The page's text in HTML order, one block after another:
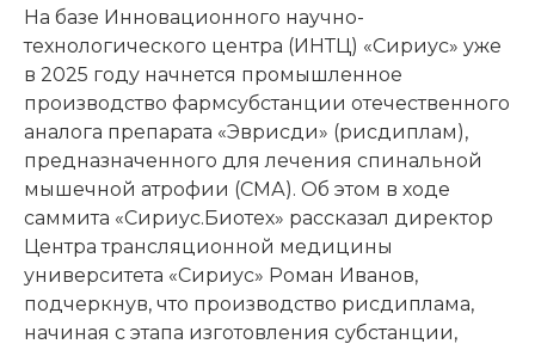
На базе Инновационного научно-
технологического центра (ИНТЦ) «Сириус» уже
в 2025 году начнется промышленное
производство фармсубстанции отечественного
аналога препарата «Эврисди» (рисдиплам),
предназначенного для лечения cпинальной
мышечной атрофии (СМА). Об этом в ходе
саммита «Сириус.Биотех» рассказал директор
Центра трансляционной медицины
университета «Сириус» Роман Иванов,
подчеркнув, что производство рисдиплама,
начиная с этапа изготовления субстанции,